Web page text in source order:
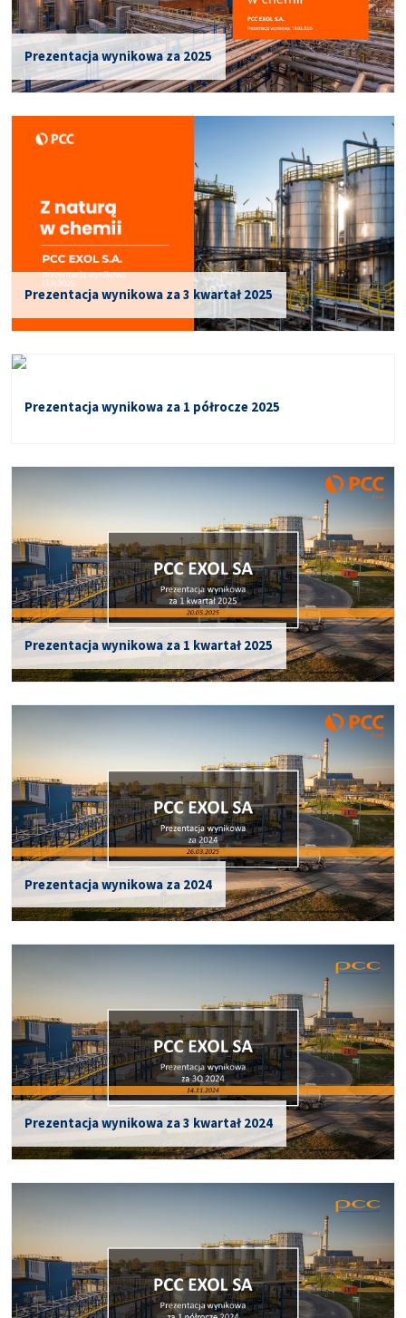
Prezentacja wynikowa za 2025
Prezentacja wynikowa za 3 kwartał 2025
Prezentacja wynikowa za 1 półrocze 2025
Prezentacja wynikowa za 1 kwartał 2025
Prezentacja wynikowa za 2024
Prezentacja wynikowa za 3 kwartał 2024